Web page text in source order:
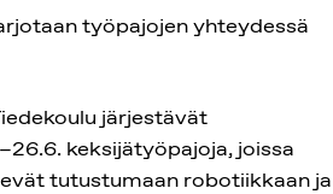
työpajojen yhteydessä
järjestävät
keksijätyöpajoja, joissa
tutustumaan robotiikkaan ja